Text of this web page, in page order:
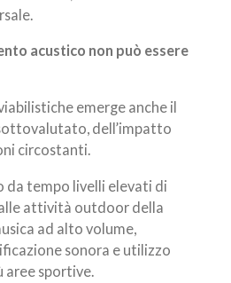
acustico non può essere
emerge anche il
dell’impatto
circostanti.
da tempo livelli elevati di
attività outdoor della
ad alto volume,
sonora e utilizzo
sportive.